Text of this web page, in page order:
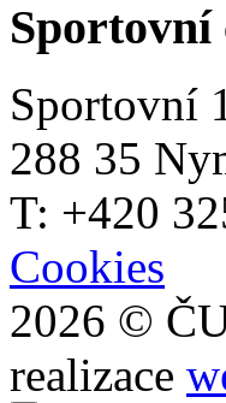
Sportovní
288 35
T: +420
Cookies
2026 ©
realizace